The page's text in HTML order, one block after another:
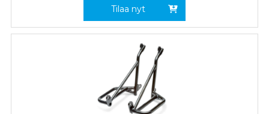
Tilaa nyt